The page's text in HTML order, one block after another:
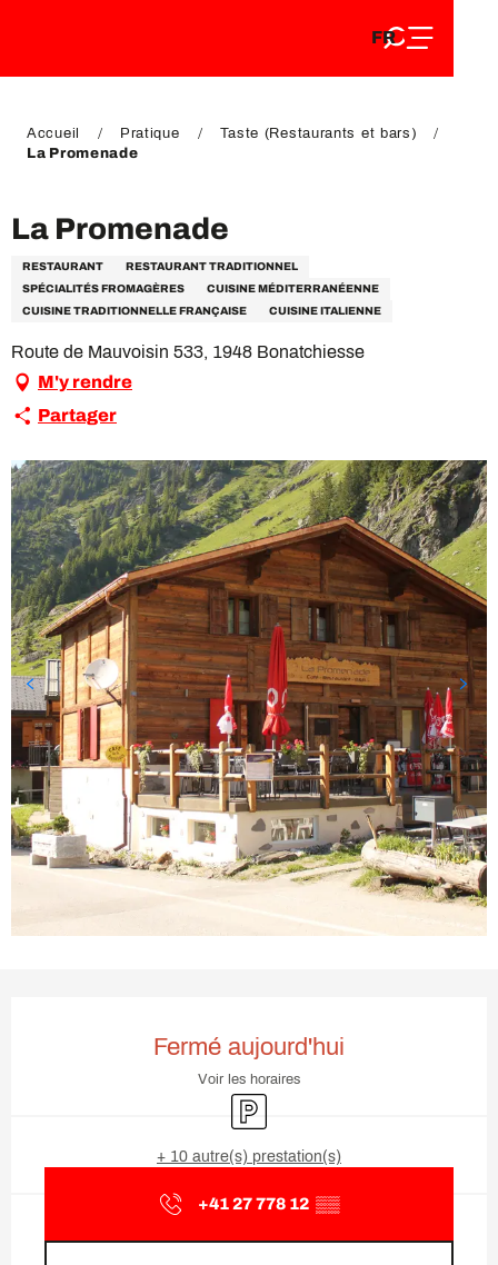
DE
FR
EN
Accueil Pratique
Taste (Restaurants et bars)
La Promenade
La Promenade
RESTAURANT
RESTAURANT TRADITIONNEL
SPÉCIALITÉS FROMAGÈRES
CUISINE MÉDITERRANÉENNE
CUISINE TRADITIONNELLE FRANÇAISE
CUISINE ITALIENNE
Route de Mauvoisin 533, 1948 Bonatchiesse
M'y rendre
Partager
Fermé aujourd'hui
Voir les horaires
Parking
+ 10 autre(s) prestation(s)
+41 27 778 12 ▒▒